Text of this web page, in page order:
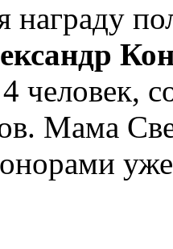
награду
человек,
Мама
уже